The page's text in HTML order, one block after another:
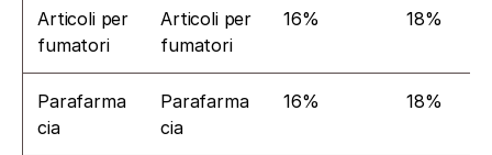
Articoli per
fumatori
Articoli per
fumatori
16% 18%
Parafarma
cia
Parafarma
cia
16% 18%